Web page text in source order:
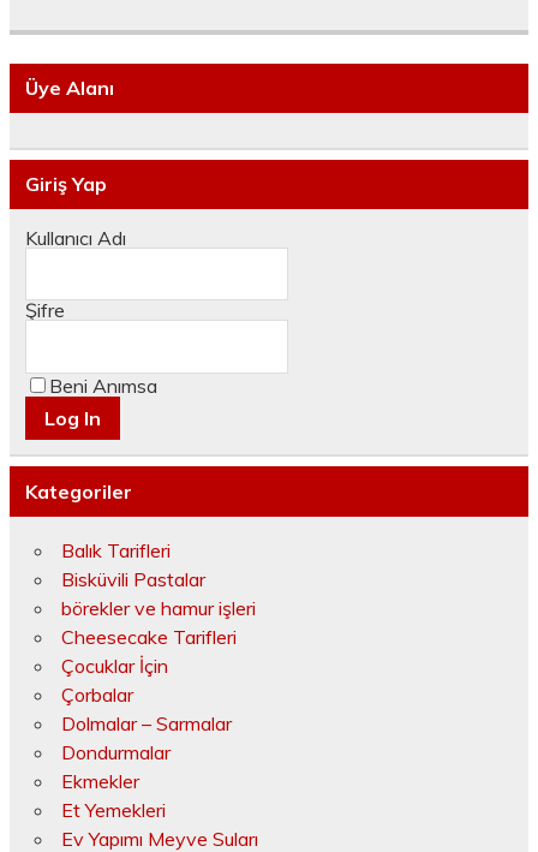
Üye Alanı
Giriş Yap
Kullanıcı Adı
Şifre
Beni Anımsa
Kategoriler
Balık Tarifleri
Bisküvili Pastalar
börekler ve hamur işleri
Cheesecake Tarifleri
Çocuklar İçin
Çorbalar
Dolmalar – Sarmalar
Dondurmalar
Ekmekler
Et Yemekleri
Ev Yapımı Meyve Suları